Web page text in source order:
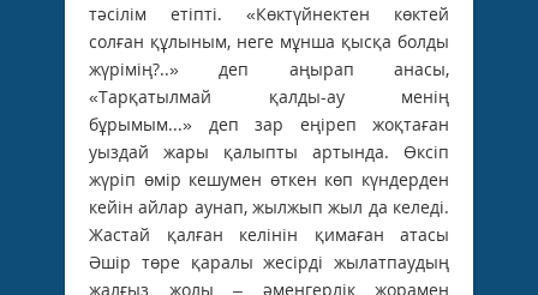
тәсілім етіпті. «Көктүйнектен көктей
солған құлыным, неге мұнша қысқа болды
жүрімің?..» деп аңырап анасы,
«Тарқатылмай қалды-ау менің
бұрымым...» деп зар еңіреп жоқтаған
уыздай жары қалыпты артында. Өксіп
жүріп өмір кешумен өткен көп күндерден
кейін айлар аунап, жылжып жыл да келеді.
Жастай қалған келінін қимаған атасы
Әшір төре қаралы жесірді жылатпаудың
жалғыз жолы – әмеңгерлік жорамен